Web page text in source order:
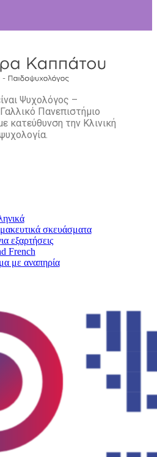
Ψυχολόγος –
Πανεπιστήμιο
κατεύθυνση την Kλινική
σκευάσματα
εξαρτήσεις
French
με αναπηρία